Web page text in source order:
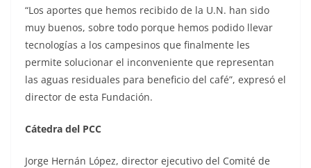
“Los aportes que hemos recibido de la U.N. han sido
muy buenos, sobre todo porque hemos podido llevar
tecnologías a los campesinos que finalmente les
permite solucionar el inconveniente que representan
las aguas residuales para beneficio del café”, expresó el
director de esta Fundación.
Cátedra del PCC
Jorge Hernán López, director ejecutivo del Comité de